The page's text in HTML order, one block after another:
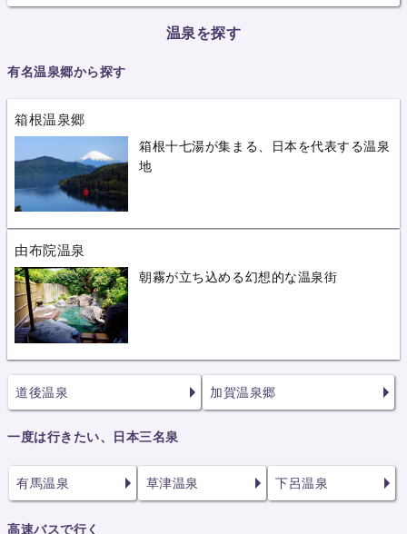
温泉を探す
有名温泉郷から探す
箱根温泉郷
箱根十七湯が集まる、日本を代表する温泉
地
由布院温泉
朝霧が立ち込める幻想的な温泉街
道後温泉 加賀温泉郷
一度は行きたい、日本三名泉
有馬温泉 草津温泉 下呂温泉
高速バスで行く